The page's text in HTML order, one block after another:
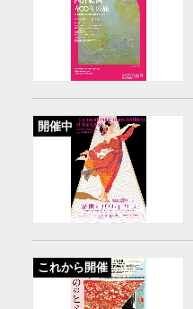
開催中
これから開催